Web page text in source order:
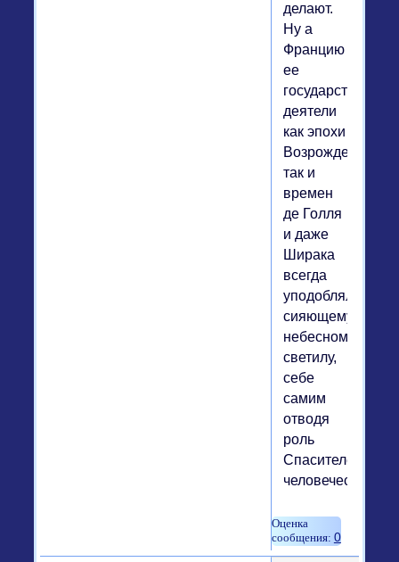
делают.
Ну а
Францию
ее
государственные
деятели
как эпохи
Возрождения,
так и
времен
де Голля
и даже
Ширака
всегда
уподобляли
сияющему
небесному
светилу,
себе
самим
отводя
роль
Спасителей
человечества
0